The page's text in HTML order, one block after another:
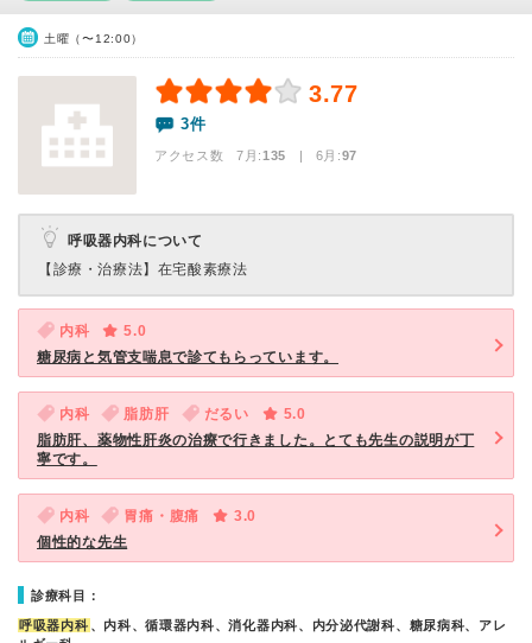
土曜（〜12:00）
3.77
3件
アクセス数 7月:135 | 6月:97
呼吸器内科について
【診療・治療法】 在宅酸素療法
内科
5.0
糖尿病と気管支喘息で診てもらっています。
内科 脂肪肝 だるい
5.0
脂肪肝、薬物性肝炎の治療で行きました。とても先生の説明が丁
寧です。
内科 胃痛・腹痛
3.0
個性的な先生
診療科目：
呼吸器内科 、内科、循環器内科、消化器内科、内分泌代謝科、糖尿病科、アレ